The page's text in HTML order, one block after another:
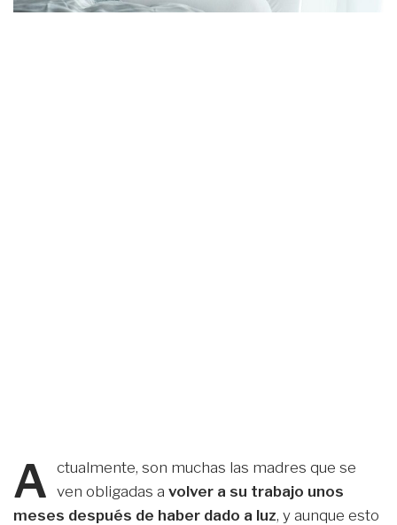
A
ctualmente, son muchas las madres que se
ven obligadas a volver a su trabajo unos
meses después de haber dado a luz, y aunque esto